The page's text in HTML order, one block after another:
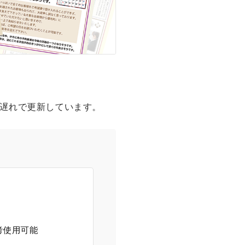
れで更新しています。
使用可能